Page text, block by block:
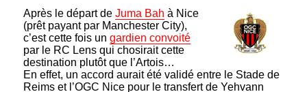
Après le départ deJuma Bah à Nice
(prêt payant par Manchester City),
c’est cette fois ungardien convoité
par le RC Lens qui chosirait cette
destination plutôt que l’Artois…
En effet, un accord aurait été validé entre le Stade de
Reims et l’OGC Nice pour le transfert de Yehvann